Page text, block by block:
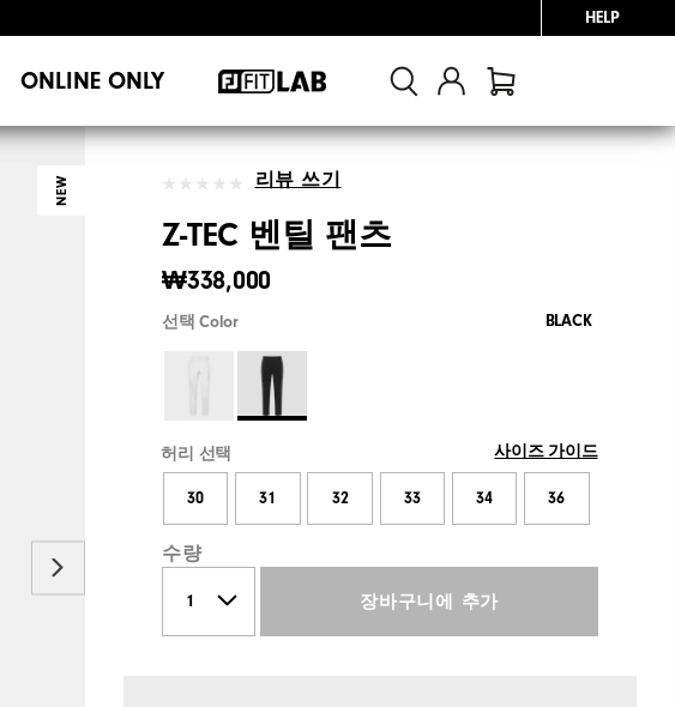
HELP
ONLINE ONLY
NEW 리뷰 쓰기
Z-TEC 벤틸 팬츠
₩338,000
선택 Color BLACK
허리 선택 사이즈 가이드
30 31 32 33 34 36
수량
장바구니에 추가